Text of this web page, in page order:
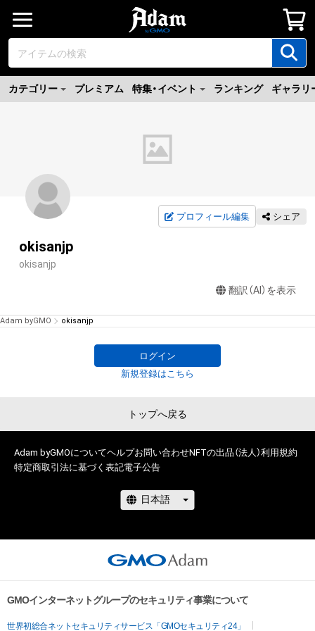
カテゴリー プレミアム 特集・イベント ランキング ギャラリ
プロフィール編集 シェア
okisanjp
okisanjp
翻訳（AI）を表示
Adam byGMO okisanjp
ログイン
新規登録はこちら
トップへ戻る
Adam byGMOについてヘルプお問い合わせNFTの出品（法人）利用規約
特定商取引法に基づく表記電子公告
GMOインターネットグループのセキュリティ事業について
世界初総合ネットセキュリティサービス「GMOセキュリティ24」